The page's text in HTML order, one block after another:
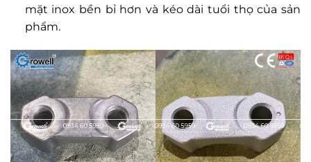
mặt inox bền bỉ hơn và kéo dài tuổi thọ của sản
phẩm.